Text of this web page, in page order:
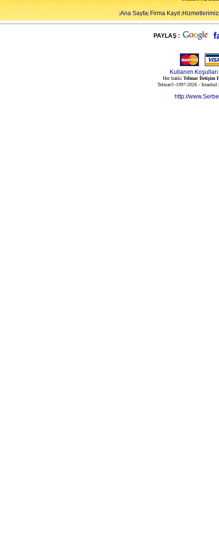
|Ana Sayfa| Firma Kayıt|Hizmetlerimiz|
PAYLAŞ :
Kullanım Koşulları
Her hakkı Telmar İletişim
Telmar©-1997-2026 -
http://